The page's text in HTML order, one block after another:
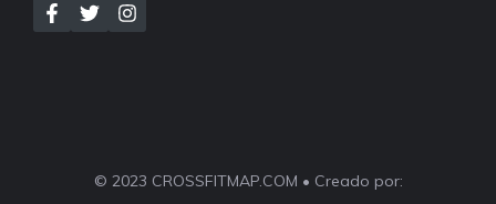
© 2023 CROSSFITMAP.COM • Creado por: